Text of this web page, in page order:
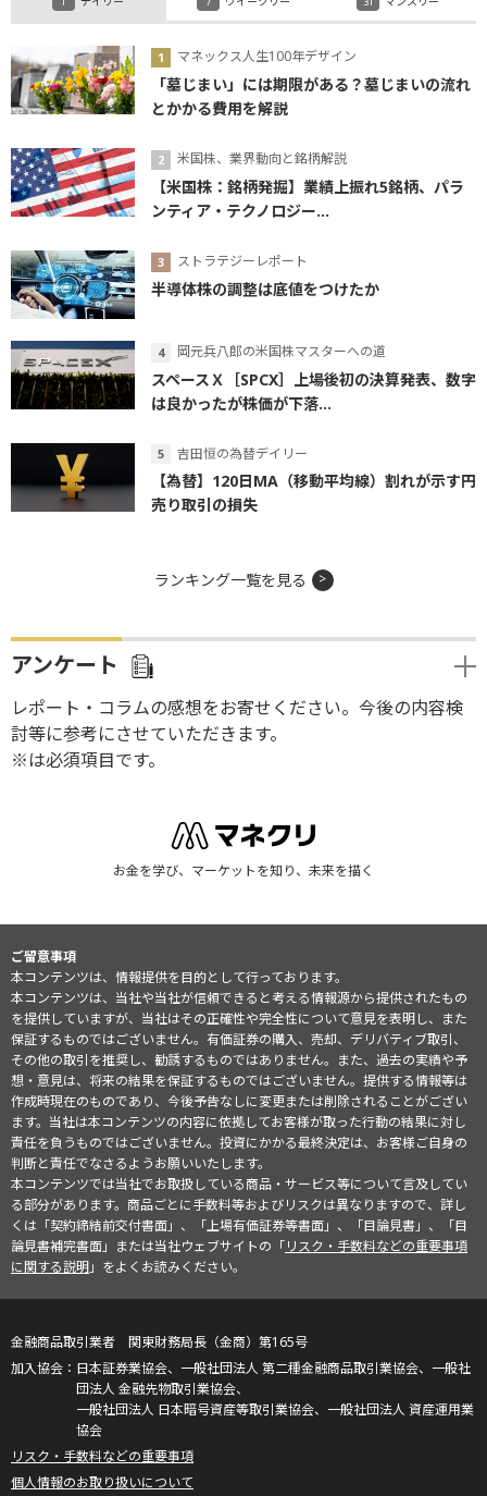
マネックス人生100年デザイン
「墓じまい」には期限がある？墓じまいの流れ
とかかる費用を解説
米国株、業界動向と銘柄解説
【米国株：銘柄発掘】業績上振れ5銘柄、パラ
ンティア・テクノロジー...
ストラテジーレポート
半導体株の調整は底値をつけたか
岡元兵八郎の米国株マスターへの道
スペースＸ［SPCX］上場後初の決算発表、数字
は良かったが株価が下落...
吉田恒の為替デイリー
【為替】120日MA（移動平均線）割れが示す円
売り取引の損失
ランキング一覧を見る
アンケート
レポート・コラムの感想をお寄せください。今後の内容検
討等に参考にさせていただきます。
※は必須項目です。
お金を学び、マーケットを知り、未来を描く
ご留意事項
本コンテンツは、情報提供を目的として行っております。
本コンテンツは、当社や当社が信頼できると考える情報源から提供されたもの
を提供していますが、当社はその正確性や完全性について意見を表明し、また
保証するものではございません。有価証券の購入、売却、デリバティブ取引、
その他の取引を推奨し、勧誘するものではありません。また、過去の実績や予
想・意見は、将来の結果を保証するものではございません。提供する情報等は
作成時現在のものであり、今後予告なしに変更または削除されることがござい
ます。当社は本コンテンツの内容に依拠してお客様が取った行動の結果に対し
責任を負うものではございません。投資にかかる最終決定は、お客様ご自身の
判断と責任でなさるようお願いいたします。
本コンテンツでは当社でお取扱している商品・サービス等について言及してい
る部分があります。商品ごとに手数料等およびリスクは異なりますので、詳し
くは「契約締結前交付書面」、「上場有価証券等書面」、「目論見書」、「目
論見書補完書面」または当社ウェブサイトの「リスク・手数料などの重要事項
に関する説明」をよくお読みください。
金融商品取引業者 関東財務局長（金商）第165号
日本証券業協会、一般社団法人 第二種金融商品取引業協会、一般社
団法人 金融先物取引業協会、
一般社団法人 日本暗号資産等取引業協会、一般社団法人 資産運用業
協会
リスク・手数料などの重要事項
個人情報のお取り扱いについて